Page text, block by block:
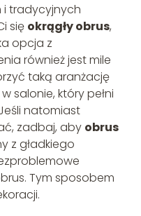
i tradycyjnych
się okrągły obrus,
opcja z
również jest mile
taką aranżację
salonie, który pełni
natomiast
zadbaj, aby obrus
z gładkiego
Tym sposobem